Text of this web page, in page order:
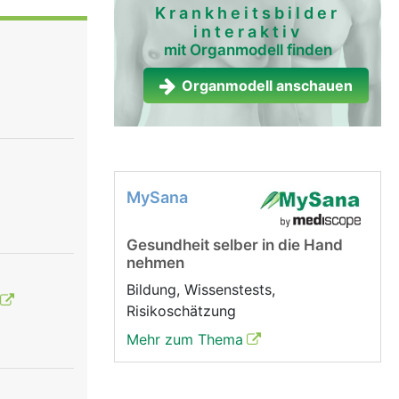
der
Krankheitsbilder
interaktiv
mit Organmodell finden
Organmodell anschauen
MySana
Gesundheit selber in die Hand
nehmen
Bildung, Wissenstests,
Risikoschätzung
Mehr zum Thema